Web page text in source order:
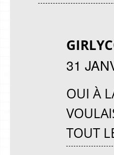
31
OUI À
TOUT